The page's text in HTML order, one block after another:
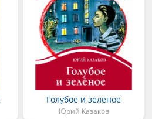
Голубое и зеленое
Юрий Казаков